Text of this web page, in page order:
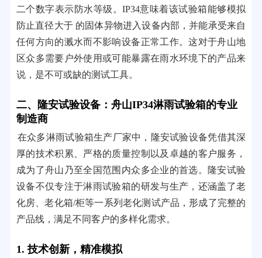
二个数字表示防水等级。IP34意味着该试验箱能够模拟
防止直径大于 的固体异物进入设备内部，并能承受来自
任何方向的溅水而不影响设备正常工作。这对于舟山地
区众多需要户外使用或可能暴露在雨水环境下的产品来
说，是不可或缺的测试工具。
二、隆安试验设备：舟山IP34淋雨试验箱的专业
制造商
在众多淋雨试验箱生产厂家中，隆安试验设备凭借其深
厚的技术积累、严格的质量控制以及卓越的客户服务，
成为了舟山乃至全国范围内众多企业的首选。隆安试验
设备不仅专注于淋雨试验箱的研发与生产，还涵盖了老
化房、老化箱/柜等一系列老化测试产品，形成了完整的
产品线，满足不同客户的多样化需求。
1. 技术创新，精准模拟